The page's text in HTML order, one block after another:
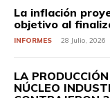
La inflación
objetivo al
INFORMES 28 Julio, 2026
LA
NÚCLEO